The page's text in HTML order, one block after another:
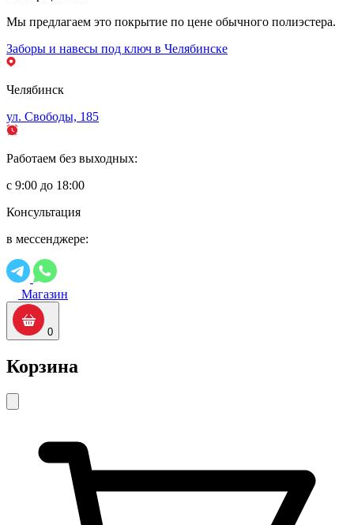
Мы предлагаем это покрытие по цене обычного полиэстера.
Заборы и навесы под ключ в Челябинске
Челябинск
ул. Свободы, 185
Работаем без выходных:
с 9:00 до 18:00
Консультация
в мессенджере:
Магазин
0
Корзина